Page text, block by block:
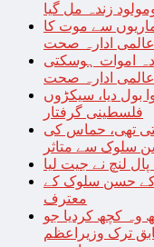
زندہ مل گیا
سے موت کا
ادارہ صحت
اموات ہوسکتی
عالمی ادارہ صحت
بول دیا، سیکڑوں
فلسطینی گرفتار
تھی، حماس کی
سلوک سے متاثر
کے حسن سلوک کے
معترف
وہ کچھ کردیا جو
ترک وزیراعظم